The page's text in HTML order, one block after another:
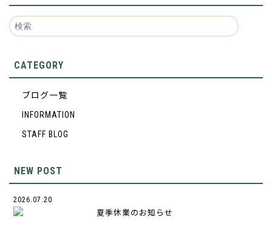
CATEGORY
ブログ一覧
INFORMATION
STAFF BLOG
NEW POST
2026.07.20
夏季休業のお知らせ